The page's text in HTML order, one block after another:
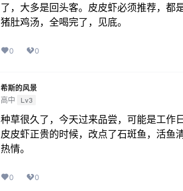
了，大多是回头客。皮皮虾必须推荐，都
猪肚鸡汤，全喝完了，见底。
0 0
希斯的风景
高中
Lv3
种草很久了，今天过来品尝，可能是工作
皮皮虾正贵的时候，改点了石斑鱼，活鱼
热情。
0 0